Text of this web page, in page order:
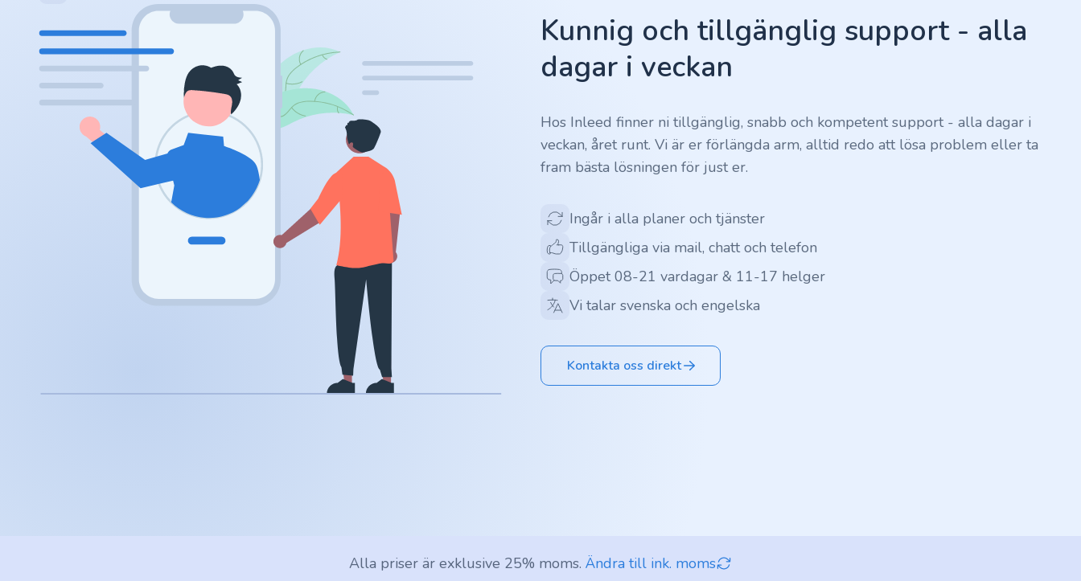
.ru
.vc
.network
Kunnig och tillgänglig support - alla
dagar i veckan
Hos Inleed finner ni tillgänglig, snabb och kompetent support - alla dagar i
veckan, året runt. Vi är er förlängda arm, alltid redo att lösa problem eller ta
fram bästa lösningen för just er.
Ingår i alla planer och tjänster
Tillgängliga via mail, chatt och telefon
Öppet 08-21 vardagar & 11-17 helger
Vi talar svenska och engelska
Kontakta oss direkt
Alla priser är exklusive 25% moms. Ändra till ink. moms